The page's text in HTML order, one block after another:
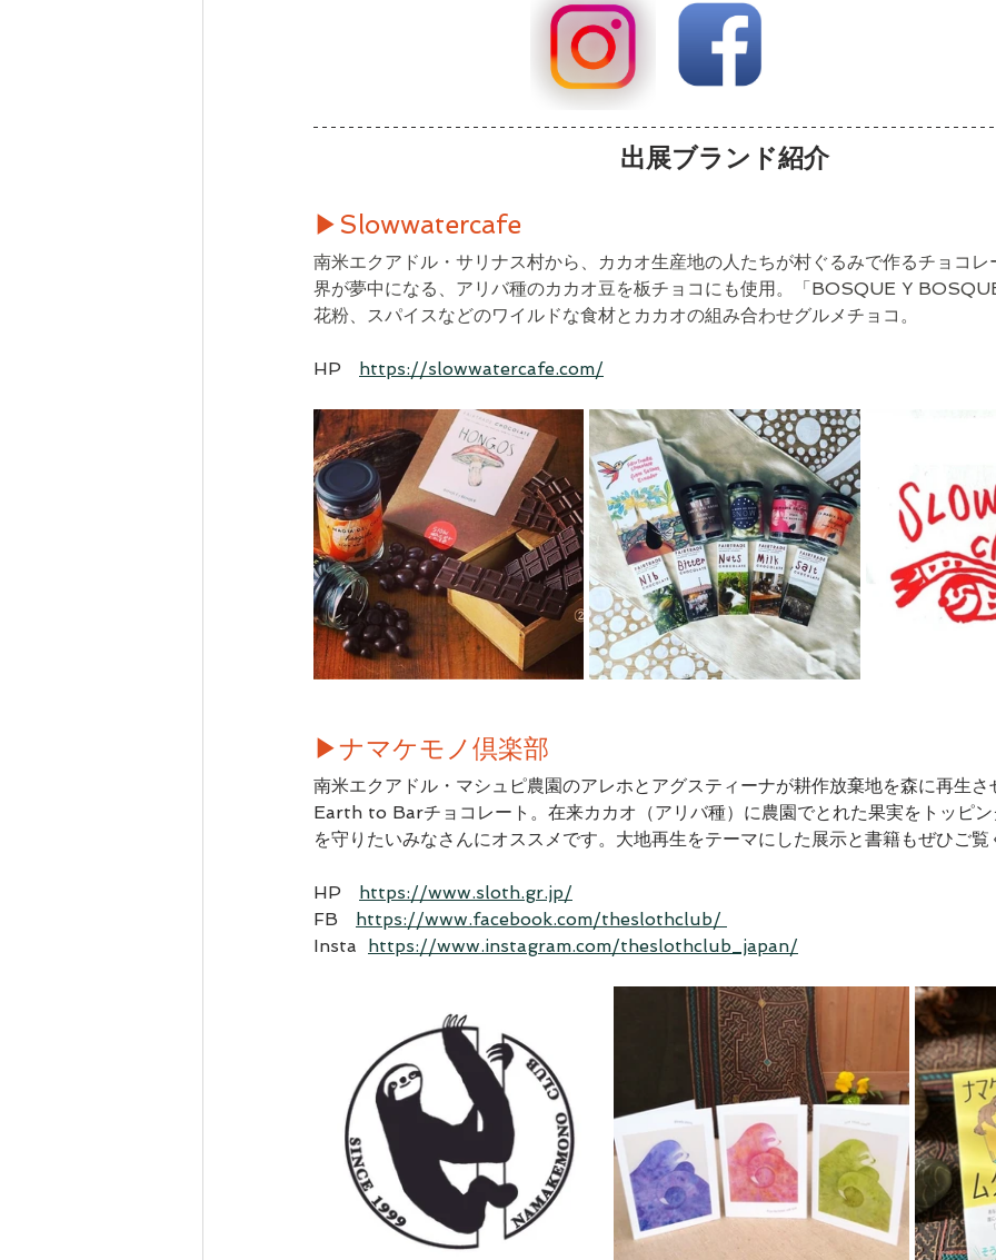
出展ブランド紹介
▶Slowwatercafe
南米エクアドル・サリナス村から、カカオ生産地の人たちが村ぐるみで作るチョコレ
界が夢中になる、アリバ種のカカオ豆を板チョコにも使用。「BOSQUE Y
花粉、スパイスなどのワイルドな食材とカカオの組み合わせグルメチョコ。
HP https://slowwatercafe.com/
▶ナマケモノ倶楽部
南米エクアドル・マシュピ農園のアレホとアグスティーナが耕作放棄地を森に再生さ
Earth to Barチョコレート。在来カカオ（アリバ種）に農園でとれた果実をトッピ
を守りたいみなさんにオススメです。大地再生をテーマにした展示と書籍もぜひご覧
HP
https://www.sloth.gr.jp/
FB
https://www.facebook.com/theslothclub/
Insta
https://www.instagram.com/theslothclub_japan/